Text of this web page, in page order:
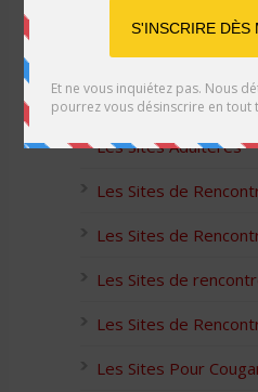
Les Sites Libertins
Les Apps pour les
Les Sites Adultères
Les Sites de
Les Sites de
Les Sites de
Les Sites de
Les Sites Pour